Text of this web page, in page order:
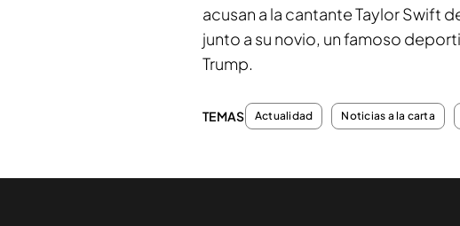
acusan a la cantante Taylor Swift
junto a su novio, un famoso
Trump.
TEMAS Actualidad Noticias a la carta